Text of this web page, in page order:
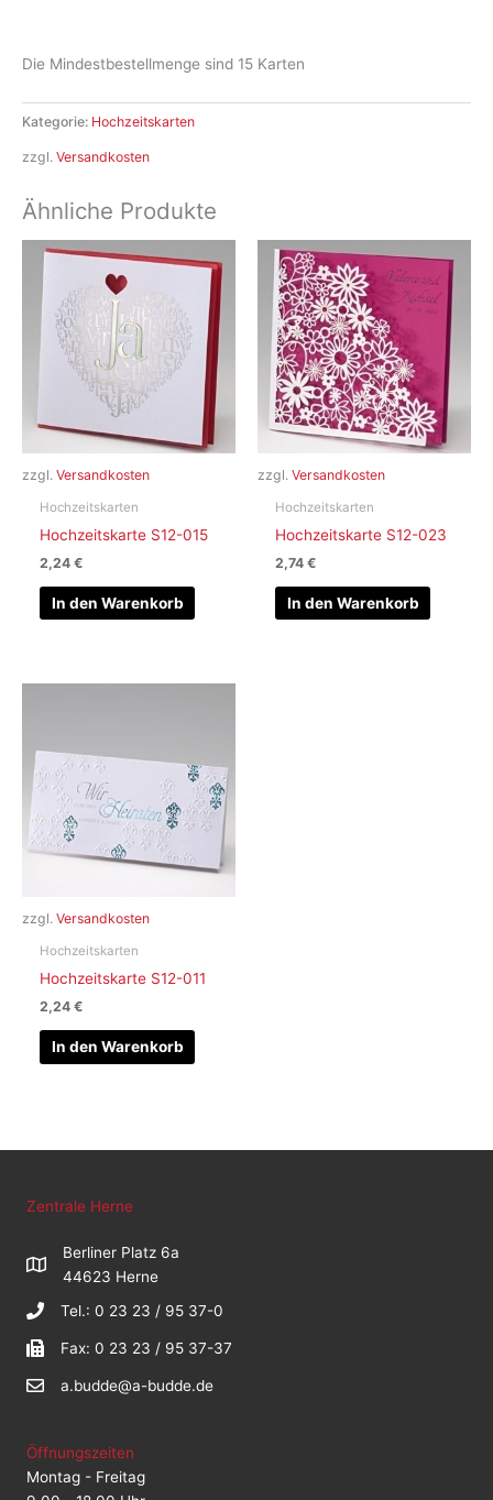
Die Mindestbestellmenge sind 15 Karten
Kategorie: Hochzeitskarten
zzgl. Versandkosten
Ähnliche Produkte
zzgl. Versandkosten
Hochzeitskarten
Hochzeitskarte S12-015
2,24€
In den Warenkorb
zzgl. Versandkosten
Hochzeitskarten
Hochzeitskarte S12-023
2,74€
In den Warenkorb
zzgl. Versandkosten
Hochzeitskarten
Hochzeitskarte S12-011
2,24€
In den Warenkorb
Zentrale Herne
Berliner Platz 6a
44623 Herne
Tel.: 0 23 23 / 95 37-0
Fax: 0 23 23 / 95 37-37
a.budde@a-budde.de
Öffnungszeiten
Montag - Freitag